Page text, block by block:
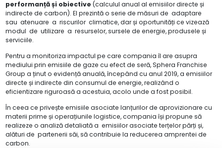
performanță și obiective (calculul anual al emisiilor directe și
indirecte de carbon). El prezintă o serie de măsuri de adaptare
sau atenuare a riscurilor climatice, dar și oportunități ce vizează
modul de utilizare a resurselor, sursele de energie, produsele și
serviciile.
Pentru a monitoriza impactul pe care compania îl are asupra
mediului prin emisiile de gaze cu efect de seră, Sphera Franchise
Group a ținut o evidență anuală, începând cu anul 2019, a emisiilor
directe și indirecte din consumul de energie, realizând o
eficientizare riguroasă a acestuia, acolo unde a fost posibil.
În ceea ce privește emisiile asociate lanțurilor de aprovizionare cu
materii prime și operațiunile logistice, compania își propune să
realizeze o analiză detaliată a emisiilor asociate terțelor părți și,
alături de partenerii săi, să contribuie la reducerea amprentei de
carbon.